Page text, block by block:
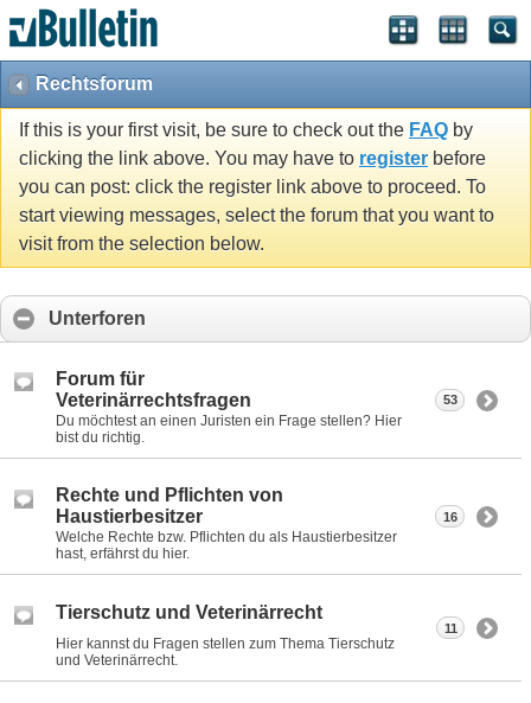
Rechtsforum
If this is your first visit, be sure to check out the FAQ by
clicking the link above. You may have to register before
you can post: click the register link above to proceed. To
start viewing messages, select the forum that you want to
visit from the selection below.
Unterforen
Forum für
Veterinärrechtsfragen
Du möchtest an einen Juristen ein Frage stellen? Hier
bist du richtig.
53
Rechte und Pflichten von
Haustierbesitzer
Welche Rechte bzw. Pflichten du als Haustierbesitzer
hast, erfährst du hier.
16
Tierschutz und Veterinärrecht
Hier kannst du Fragen stellen zum Thema Tierschutz
und Veterinärrecht.
11